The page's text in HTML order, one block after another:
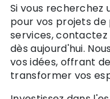
Si vous
pour vos projets
services, contactez
dès aujourd'hui.
vos idées, offrant
transformer vos